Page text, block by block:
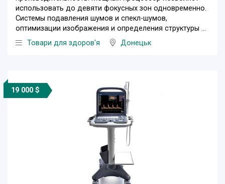
использовать до девяти фокусных зон одновременно.
Системы подавления шумов и спекл-шумов,
оптимизации изображения и определения структуры ...
Товари для здоров'я
Донецьк
19 000 $